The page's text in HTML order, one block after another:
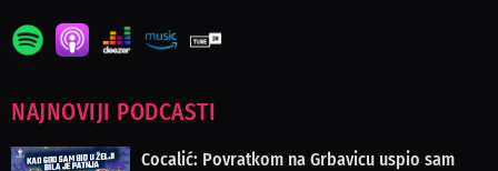
NAJNOVIJI PODCASTI
Cocalić: Povratkom na Grbavicu uspio sam